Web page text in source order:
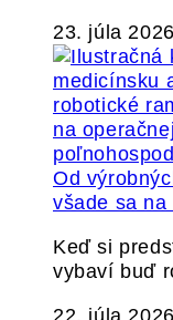
23. júla 2026
Od
všade sa
Keď si
vybaví buď
22. júla 2026